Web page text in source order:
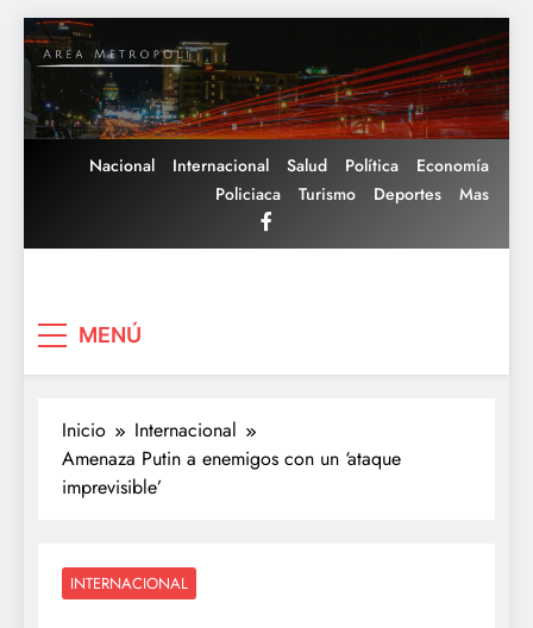
Saltar
al
contenido
Nacional Internacional Salud Política
Economía
Policiaca
Turismo Deportes Mas
MENÚ
Inicio
Internacional
Amenaza Putin a enemigos con un ‘ataque
imprevisible’
INTERNACIONAL